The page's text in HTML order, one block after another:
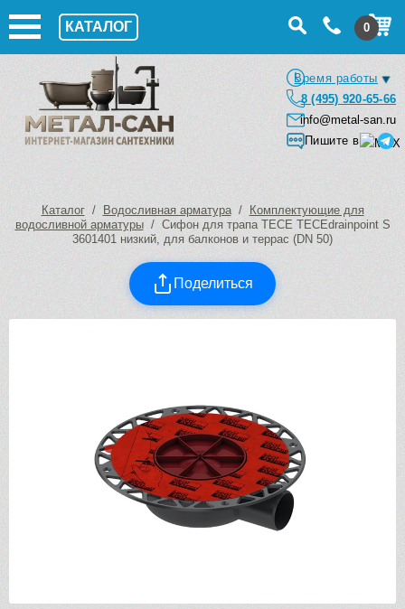
КАТАЛОГ 0
Время работы
8 (495) 920-65-66
info@metal-san.ru
Пишите в
Каталог/ Водосливная арматура/
Комплектующие для
водосливной арматуры/ Сифон для трапа TECE TECEdrainpoint S
3601401 низкий, для балконов и террас (DN 50)
Поделиться